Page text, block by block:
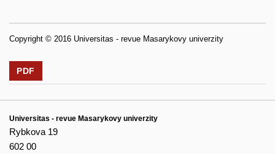
Copyright © 2016 Universitas - revue Masarykovy univerzity
PDF
Universitas - revue Masarykovy univerzity
Rybkova 19
602 00